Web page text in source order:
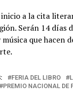
a la cita
Serán 14 días
que hacen
FERIA DEL LIBRO
PREMIO NACIONAL DE